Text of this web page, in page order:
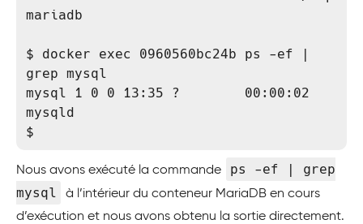
mariadb
$ docker exec 0960560bc24b ps -ef |
grep mysql
mysql 1 0 0 13:35 ?        00:00:02
mysqld
$
Nous avons exécuté la commande
ps -ef | grep
mysql
à l’intérieur du conteneur MariaDB en cours
d’exécution et nous avons obtenu la sortie directement.